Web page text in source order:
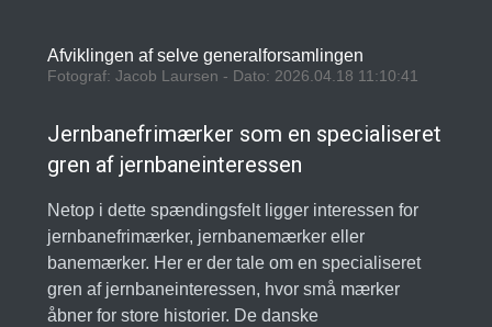
Afviklingen af selve generalforsamlingen
Fotograf: Jacob Laursen - Dato: 2026.04.18 11:10:41
Jernbanefrimærker som en specialiseret
gren af jernbaneinteressen
Netop i dette spændingsfelt ligger interessen for
jernbanefrimærker, jernbanemærker eller
banemærker. Her er der tale om en specialiseret
gren af jernbaneinteressen, hvor små mærker
åbner for store historier. De danske